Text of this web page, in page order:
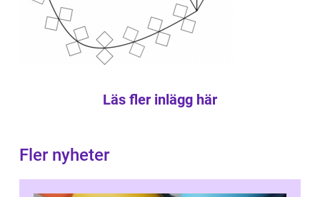
Läs fler inlägg här
Fler nyheter